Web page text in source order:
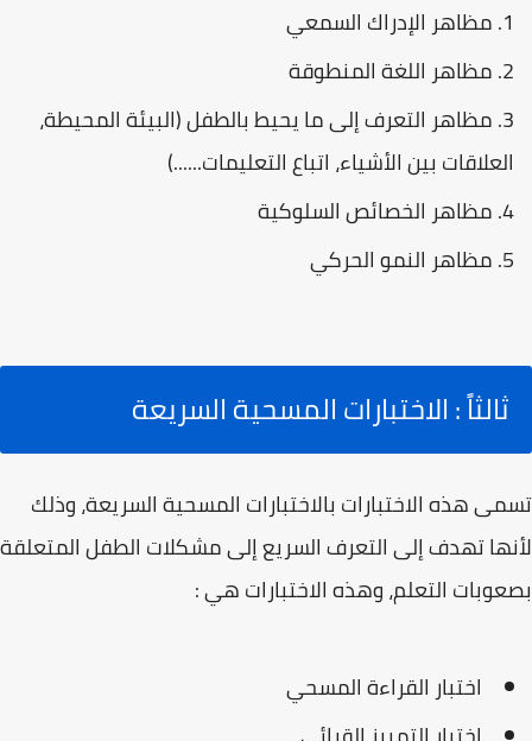
مظاهر الإدراك السمعي
مظاهر اللغة المنطوقة
مظاهر التعرف إلى ما يحيط بالطفل (البيئة المحيطة،
العلاقات بين الأشياء، اتباع التعليمات......)
مظاهر الخصائص السلوكية
مظاهر النمو الحركي
ثالثاً : الاختبارات المسحية السريعة
تسمى هذه الاختبارات بالاختبارات المسحية السريعة، وذلك
لأنها تهدف إلى التعرف السريع إلى مشكلات الطفل المتعلقة
بصعوبات التعلم، وهذه الاختبارات هي :
اختبار القراءة المسحي